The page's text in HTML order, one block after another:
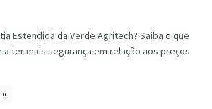
Estendida da Verde Agritech? Saiba o que
ter mais segurança em relação aos preços
0